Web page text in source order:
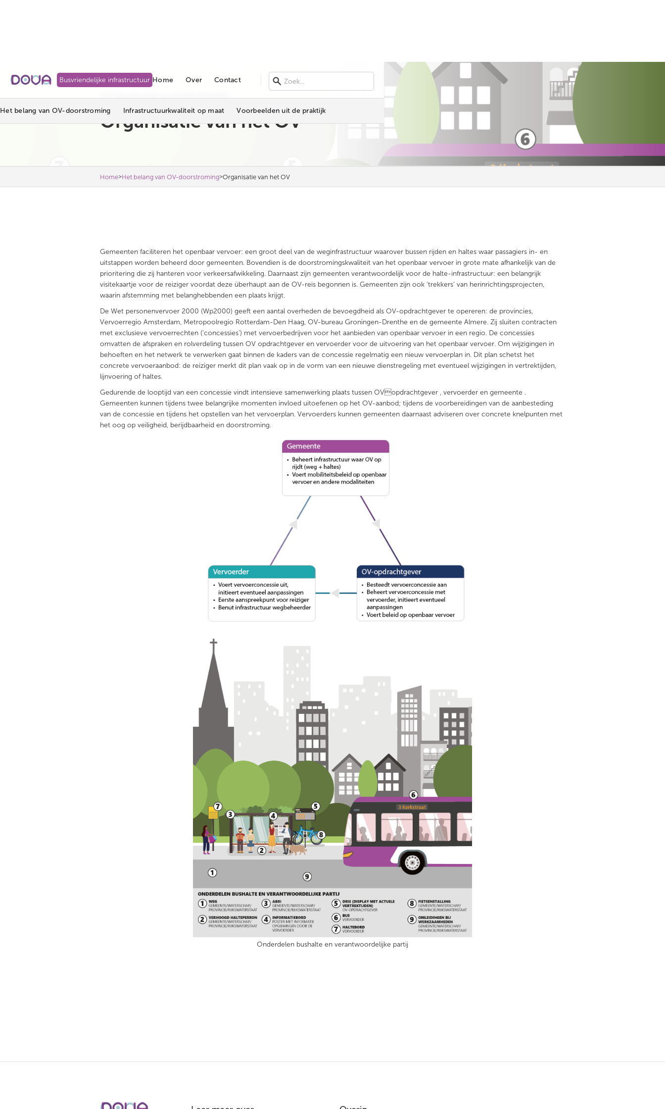
Busvriendelijke infrastructuur Home Over Contact
Het belang van OV-doorstroming Infrastructuurkwaliteit op maat Voorbeelden uit de praktijk
HET BELANG VAN OV-DOORSTROMING
Organisatie van het OV
Home>Het belang van OV-doorstroming>Organisatie van het OV
Gemeenten faciliteren het openbaar vervoer: een groot deel van de weginfrastructuur waarover bussen rijden en haltes waar passagiers in- en
uitstappen worden beheerd door gemeenten. Bovendien is de doorstromingskwaliteit van het openbaar vervoer in grote mate afhankelijk van de
prioritering die zij hanteren voor verkeersafwikkeling. Daarnaast zijn gemeenten verantwoordelijk voor de halte-infrastructuur: een belangrijk
visitekaartje voor de reiziger voordat deze überhaupt aan de OV-reis begonnen is. Gemeenten zijn ook ‘trekkers’ van herinrichtingsprojecten,
waarin afstemming met belanghebbenden een plaats krijgt.
De Wet personenvervoer 2000 (Wp2000) geeft een aantal overheden de bevoegdheid als OV-opdrachtgever te opereren: de provincies,
Vervoerregio Amsterdam, Metropoolregio Rotterdam-Den Haag, OV-bureau Groningen-Drenthe en de gemeente Almere. Zij sluiten contracten
met exclusieve vervoerrechten (‘concessies’) met vervoerbedrijven voor het aanbieden van openbaar vervoer in een regio. De concessies
omvatten de afspraken en rolverdeling tussen OV opdrachtgever en vervoerder voor de uitvoering van het openbaar vervoer. Om wijzigingen in
behoeften en het netwerk te verwerken gaat binnen de kaders van de concessie regelmatig een nieuw vervoerplan in. Dit plan schetst het
concrete vervoeraanbod: de reiziger merkt dit plan vaak op in de vorm van een nieuwe dienstregeling met eventueel wijzigingen in vertrektijden,
lijnvoering of haltes.
Gedurende de looptijd van een concessie vindt intensieve samenwerking plaats tussen OVopdrachtgever , vervoerder en gemeente .
Gemeenten kunnen tijdens twee belangrijke momenten invloed uitoefenen op het OV-aanbod; tijdens de voorbereidingen van de aanbesteding
van de concessie en tijdens het opstellen van het vervoerplan. Vervoerders kunnen gemeenten daarnaast adviseren over concrete knelpunten met
het oog op veiligheid, berijdbaarheid en doorstroming.
Onderdelen bushalte en verantwoordelijke partij